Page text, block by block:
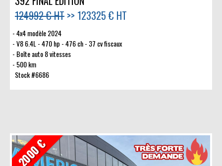
124992 € HT >> 123325 € HT
4x4 modèle 2024
V8 6.4L - 470 hp - 476 ch - 37 cv fiscaux
Boîte auto 8 vitesses
500 km
Stock #6686
- 2000 €